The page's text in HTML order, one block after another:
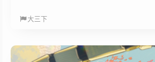
edition_id=HciJXQ 软统往年题（不含 26 年
https://njusecourse.feishu.cn/wiki/
edition_id=oOUp9A ruantong is shit
大三下